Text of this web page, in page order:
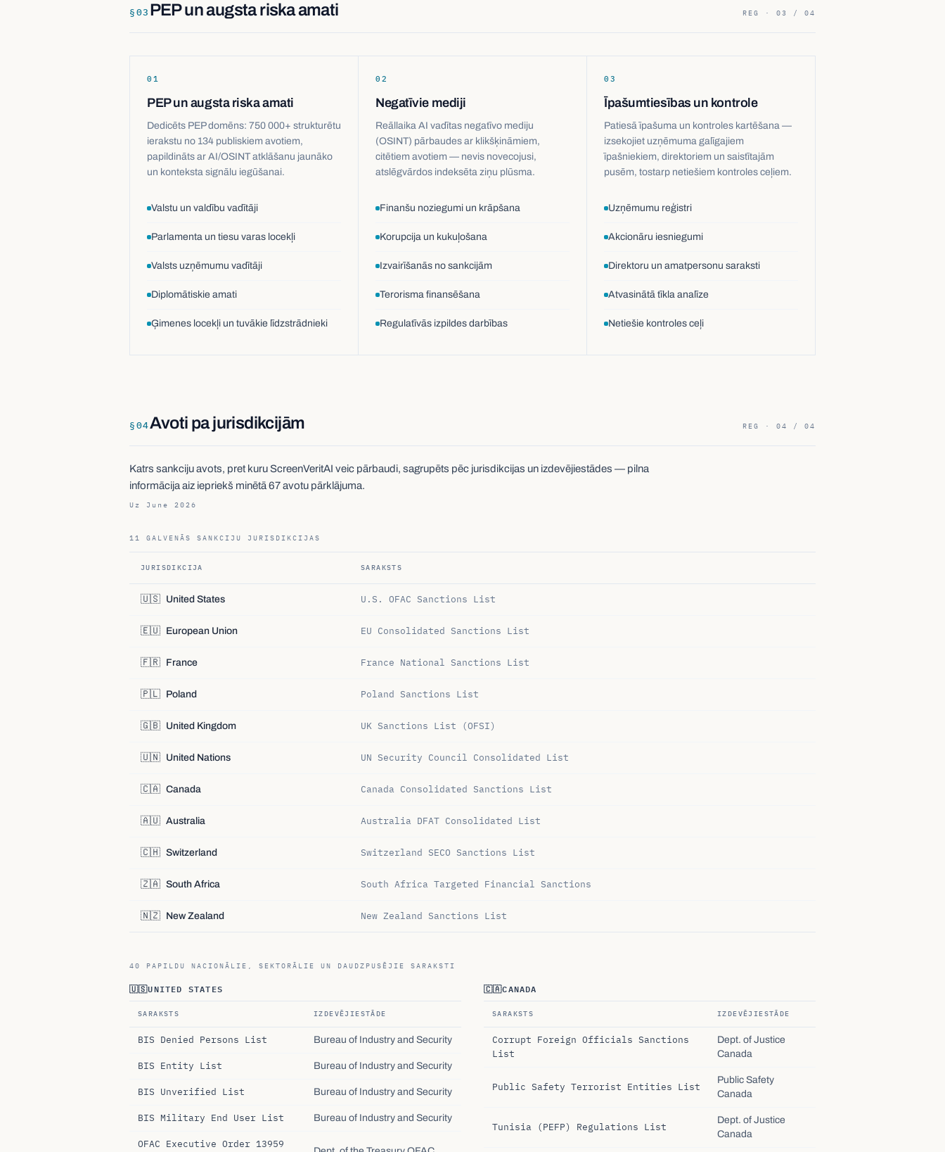
§03 PEP un augsta riska amati REG · 03 / 04
01
PEP un augsta riska amati
Dedicēts PEP domēns: 750 000+ strukturētu
ierakstu no 134 publiskiem avotiem,
papildināts ar AI/OSINT atklāšanu jaunāko
un konteksta signālu iegūšanai.
Valstu un valdību vadītāji
Parlamenta un tiesu varas locekļi
Valsts uzņēmumu vadītāji
Diplomātiskie amati
Ģimenes locekļi un tuvākie līdzstrādnieki
02
Negatīvie mediji
Reāllaika AI vadītas negatīvo mediju
(OSINT) pārbaudes ar klikšķināmiem,
citētiem avotiem — nevis novecojusi,
atslēgvārdos indeksēta ziņu plūsma.
Finanšu noziegumi un krāpšana
Korupcija un kukuļošana
Izvairīšanās no sankcijām
Terorisma finansēšana
Regulatīvās izpildes darbības
03
Īpašumtiesības un kontrole
Patiesā īpašuma un kontroles kartēšana —
izsekojiet uzņēmuma galīgajiem
īpašniekiem, direktoriem un saistītajām
pusēm, tostarp netiešiem kontroles ceļiem.
Uzņēmumu reģistri
Akcionāru iesniegumi
Direktoru un amatpersonu saraksti
Atvasinātā tīkla analīze
Netiešie kontroles ceļi
§04Avoti pa jurisdikcijām REG · 04 / 04
Katrs sankciju avots, pret kuru ScreenVeritAI veic pārbaudi, sagrupēts pēc jurisdikcijas un izdevējiestādes — pilna
informācija aiz iepriekš minētā 67 avotu pārklājuma.
Uz June 2026
11 GALVENĀS SANKCIJU JURISDIKCIJAS
JURISDIKCIJA SARAKSTS
🇺🇸 United States U.S. OFAC Sanctions List
🇪🇺 European Union EU Consolidated Sanctions List
🇫🇷 France France National Sanctions List
🇵🇱 Poland Poland Sanctions List
🇬🇧 United Kingdom UK Sanctions List (OFSI)
🇺🇳 United Nations UN Security Council Consolidated List
🇨🇦 Canada Canada Consolidated Sanctions List
🇦🇺 Australia Australia DFAT Consolidated List
🇨🇭 Switzerland Switzerland SECO Sanctions List
🇿🇦 South Africa South Africa Targeted Financial Sanctions
🇳🇿 New Zealand New Zealand Sanctions List
40 PAPILDU NACIONĀLIE, SEKTORĀLIE UN DAUDZPUSĒJIE SARAKSTI
🇺🇸UNITED STATES
SARAKSTS IZDEVĒJIESTĀDE
BIS Denied Persons List Bureau of Industry and Security
BIS Entity List Bureau of Industry and Security
BIS Unverified List Bureau of Industry and Security
BIS Military End User List Bureau of Industry and Security
OFAC Executive Order 13959
🇨🇦CANADA
SARAKSTS IZDEVĒJIESTĀDE
Corrupt Foreign Officials Sanctions
List
Dept. of Justice
Canada
Public Safety Terrorist Entities List
Public Safety
Canada
Tunisia (PEFP) Regulations List
Dept. of Justice
Canada